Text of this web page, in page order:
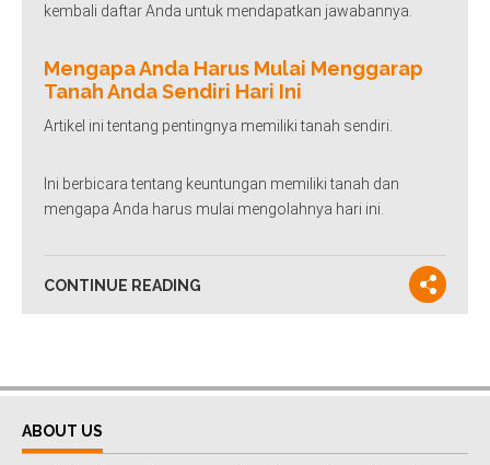
kembali daftar Anda untuk mendapatkan jawabannya.
Mengapa Anda Harus Mulai Menggarap
Tanah Anda Sendiri Hari Ini
Artikel ini tentang pentingnya memiliki tanah sendiri.
Ini berbicara tentang keuntungan memiliki tanah dan
mengapa Anda harus mulai mengolahnya hari ini.
CONTINUE READING
ABOUT US